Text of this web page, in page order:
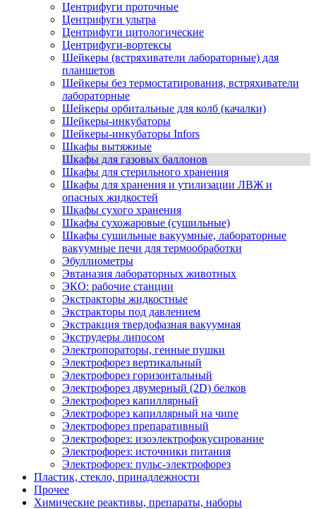
Центрифуги проточные
Центрифуги ультра
Центрифуги цитологические
Центрифуги-вортексы
Шейкеры (встряхиватели лабораторные) для
планшетов
Шейкеры без термостатирования, встряхиватели
лабораторные
Шейкеры орбитальные для колб (качалки)
Шейкеры-инкубаторы
Шейкеры-инкубаторы Infors
Шкафы вытяжные
Шкафы для газовых баллонов
Шкафы для стерильного хранения
Шкафы для хранения и утилизации ЛВЖ и
опасных жидкостей
Шкафы сухого хранения
Шкафы сухожаровые (сушильные)
Шкафы сушильные вакуумные, лабораторные
вакуумные печи для термообработки
Эбуллиометры
Эвтаназия лабораторных животных
ЭКО: рабочие станции
Экстракторы жидкостные
Экстракторы под давлением
Экстракция твердофазная вакуумная
Экструдеры липосом
Электропораторы, генные пушки
Электрофорез вертикальный
Электрофорез горизонтальный
Электрофорез двумерный (2D) белков
Электрофорез капиллярный
Электрофорез капиллярный на чипе
Электрофорез препаративный
Электрофорез: изоэлектрофокусирование
Электрофорез: источники питания
Электрофорез: пульс-электрофорез
Пластик, стекло, принадлежности
Прочее
Химические реактивы, препараты, наборы